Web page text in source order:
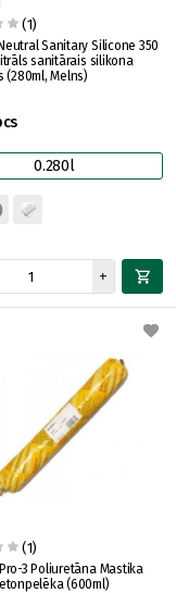
(1)
Sanitary Silicone 350
sanitārais silikona
(280ml, Melns)
0.280l
(1)
Pro-3 Poliuretāna Mastika
(600ml)